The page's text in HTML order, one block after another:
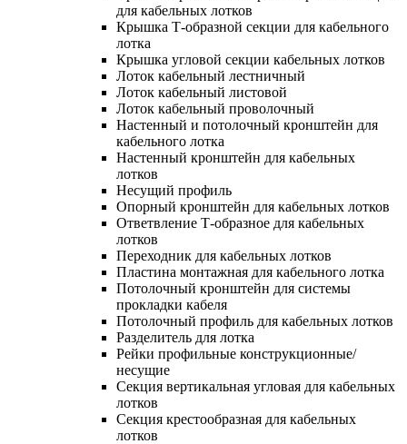
для кабельных лотков
Крышка Т-образной секции для кабельного
лотка
Крышка угловой секции кабельных лотков
Лоток кабельный лестничный
Лоток кабельный листовой
Лоток кабельный проволочный
Настенный и потолочный кронштейн для
кабельного лотка
Настенный кронштейн для кабельных
лотков
Несущий профиль
Опорный кронштейн для кабельных лотков
Ответвление Т-образное для кабельных
лотков
Переходник для кабельных лотков
Пластина монтажная для кабельного лотка
Потолочный кронштейн для системы
прокладки кабеля
Потолочный профиль для кабельных лотков
Разделитель для лотка
Рейки профильные конструкционные/
несущие
Секция вертикальная угловая для кабельных
лотков
Секция крестообразная для кабельных
лотков